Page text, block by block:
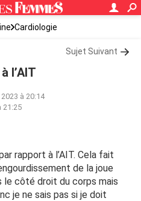
Cardiologie
Sujet Suivant
l’AIT
à 20:14
21:25
rapport à l’AIT. Cela fait
de la joue
côté droit du corps mais
je ne sais pas si je doit